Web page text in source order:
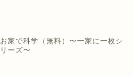
お家で科学（無料）〜一家に一枚シ
リーズ〜